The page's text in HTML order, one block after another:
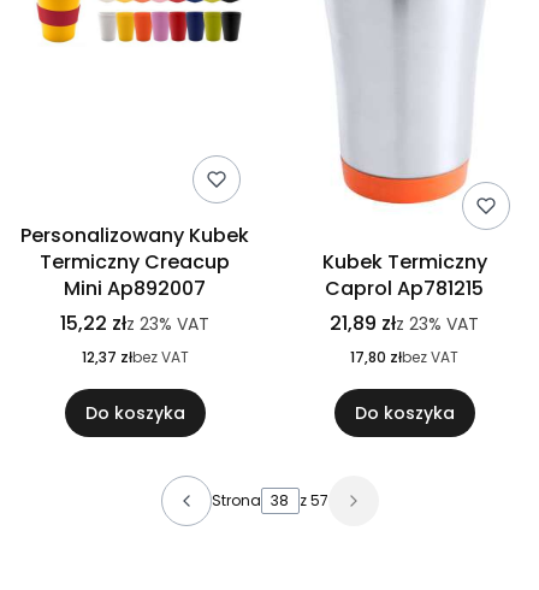
Personalizowany Kubek
Termiczny Creacup
Mini Ap892007
15,22 złz 23% VAT
12,37 złbez VAT
Do koszyka
Kubek Termiczny
Caprol Ap781215
21,89 złz 23% VAT
17,80 złbez VAT
Do koszyka
Strona z 57